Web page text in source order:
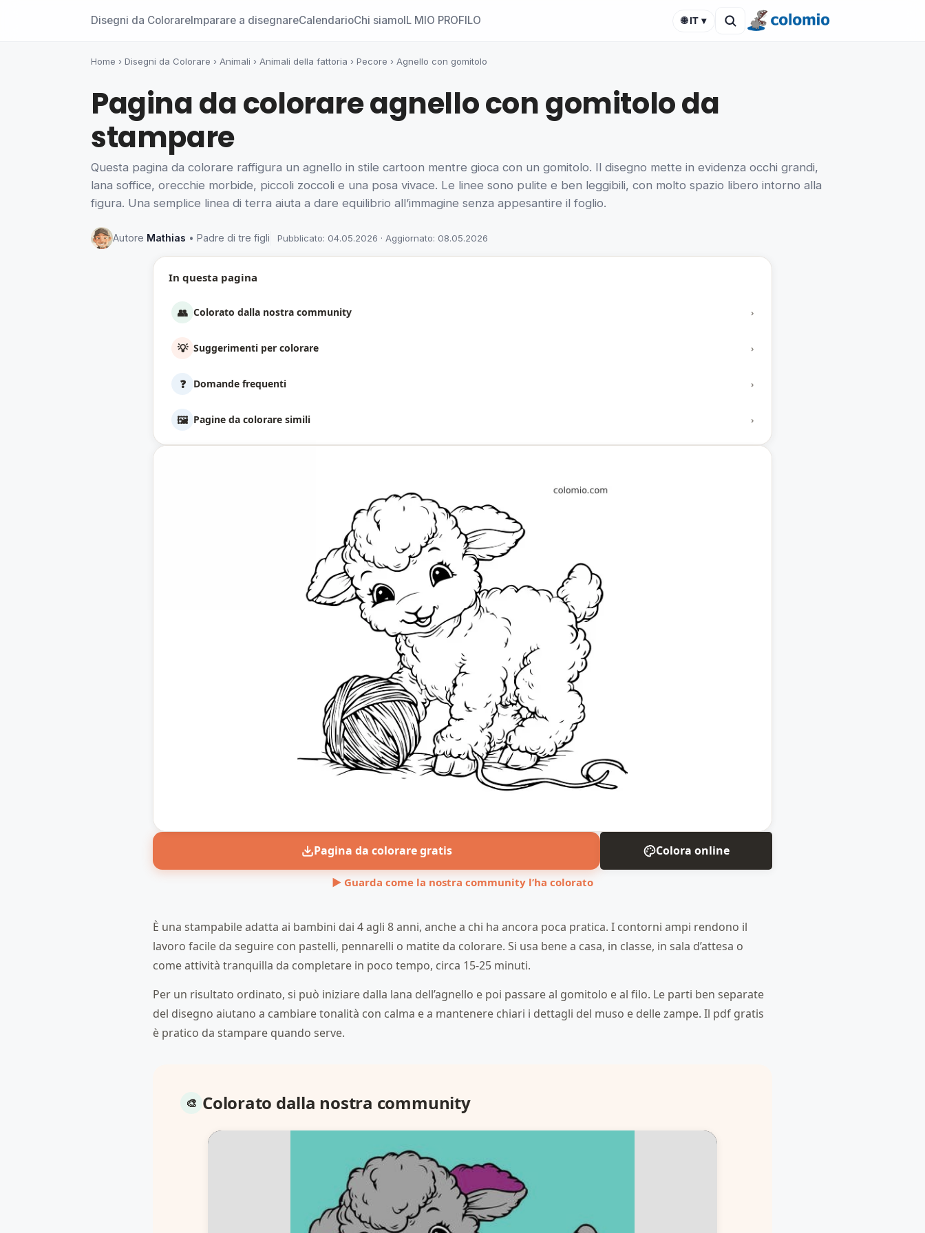
Disegni da ColorareImparare a disegnareCalendarioChi siamoIL MIO PROFILO 🌐 IT ▾
Home › Disegni da Colorare › Animali › Animali della fattoria › Pecore › Agnello con gomitolo
Pagina da colorare agnello con gomitolo da
stampare
Questa pagina da colorare raffigura un agnello in stile cartoon mentre gioca con un gomitolo. Il disegno mette in evidenza occhi grandi,
lana soffice, orecchie morbide, piccoli zoccoli e una posa vivace. Le linee sono pulite e ben leggibili, con molto spazio libero intorno alla
figura. Una semplice linea di terra aiuta a dare equilibrio all’immagine senza appesantire il foglio.
Autore Mathias • Padre di tre figli Pubblicato: 04.05.2026 · Aggiornato: 08.05.2026
In questa pagina
👥 Colorato dalla nostra community ›
💡 Suggerimenti per colorare ›
❓ Domande frequenti ›
🖼️ Pagine da colorare simili ›
Pagina da colorare gratis Colora online
▶ Guarda come la nostra community l’ha colorato
È una stampabile adatta ai bambini dai 4 agli 8 anni, anche a chi ha ancora poca pratica. I contorni ampi rendono il
lavoro facile da seguire con pastelli, pennarelli o matite da colorare. Si usa bene a casa, in classe, in sala d’attesa o
come attività tranquilla da completare in poco tempo, circa 15-25 minuti.
Per un risultato ordinato, si può iniziare dalla lana dell’agnello e poi passare al gomitolo e al filo. Le parti ben separate
del disegno aiutano a cambiare tonalità con calma e a mantenere chiari i dettagli del muso e delle zampe. Il pdf gratis
è pratico da stampare quando serve.
Colorato dalla nostra community